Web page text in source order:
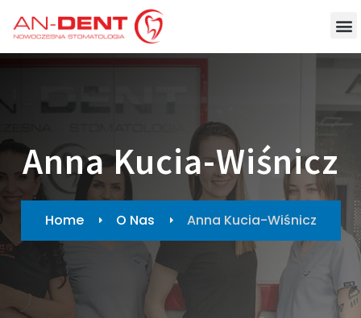
Anna Kucia-Wiśnicz
Home O Nas Anna Kucia-Wiśnicz